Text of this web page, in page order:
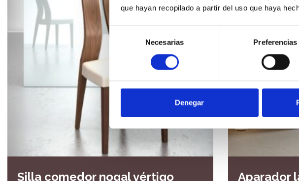
que hayan recopilado a partir del uso que haya
Selección
consentimiento
Necesarias Preferencias
Denegar
Silla comedor nogal vértigo Aparador